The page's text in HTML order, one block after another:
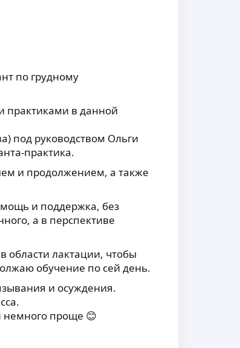
по грудному
в данной
под руководством Ольги
практика.
и продолжением, а также
и поддержка, без
а в перспективе
области лактации, чтобы
обучение по сей день.
и осуждения.
немного проще 😊